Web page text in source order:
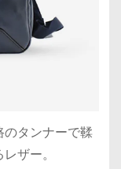
タンナーで鞣
ザー。